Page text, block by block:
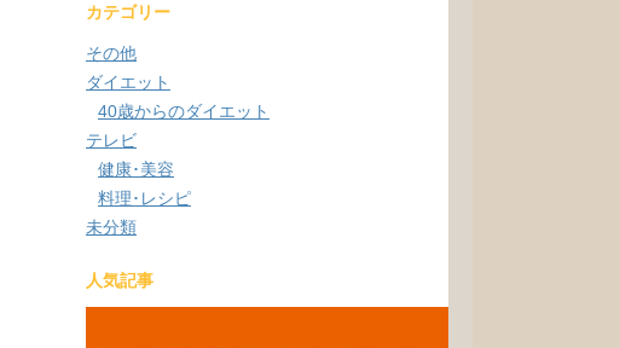
カテゴリー
その他
ダイエット
40歳からのダイエット
テレビ
健康･美容
料理･レシピ
未分類
人気記事